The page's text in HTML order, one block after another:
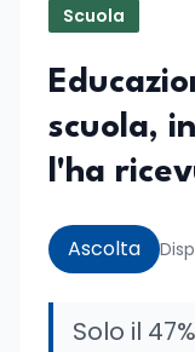
Scuola
scuola,
l'ha
Ascolta
Solo il